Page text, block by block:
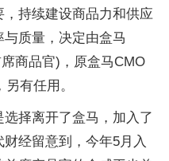
持续建设商品力和供应
质量，决定由盒马
商品官)，原盒马CMO
有任用。
择离开了盒马，加入了
经留意到，今年5月入